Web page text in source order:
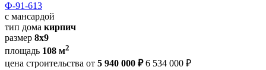
Ф-91-613
с мансардой
тип дома кирпич
размер 8x9
площадь 108 м2
цена строительства от 5 940 000 ₽ 6 534 000 ₽